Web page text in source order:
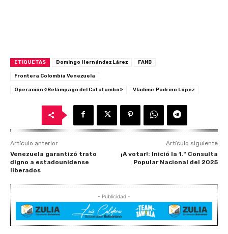
ETIQUETAS Domingo Hernández Lárez FANB
Frontera Colombia Venezuela
Operación «Relámpago del Catatumbo» Vladimir Padrino López
Artículo anterior
Venezuela garantizó trato
digno a estadounidense
liberados
Artículo siguiente
¡A votar!: Inició la 1.ª Consulta
Popular Nacional del 2025
- Publicidad -